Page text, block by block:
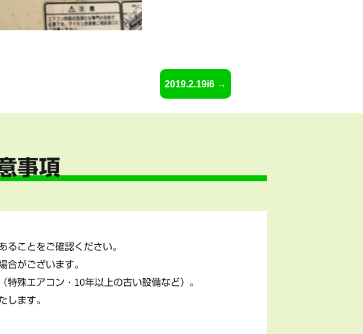
2019.2.19i6
事項
ることをご確認ください。
合がございます。
殊エアコン・10年以上の古い設備など）。
します。